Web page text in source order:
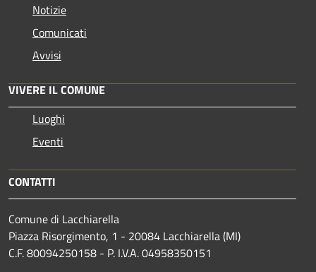
Notizie
Comunicati
Avvisi
VIVERE IL COMUNE
Luoghi
Eventi
CONTATTI
Comune di Lacchiarella
Piazza Risorgimento, 1 - 20084 Lacchiarella (MI)
C.F. 80094250158 - P. I.V.A. 04958350151